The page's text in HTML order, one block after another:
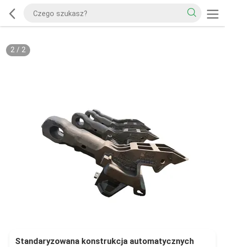
2/ 2
Standaryzowana konstrukcja automatycznych